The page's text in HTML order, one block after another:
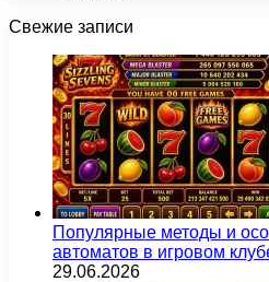
Свежие записи
Популярные методы и
автоматов в игровом
29.06.2026